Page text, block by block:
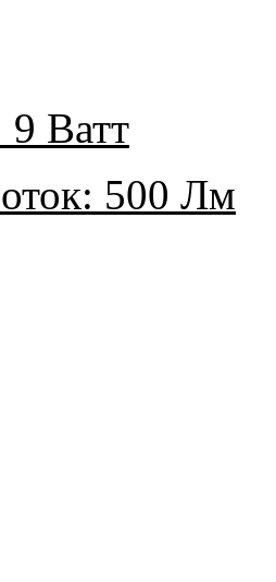
9 Ватт
500 Лм